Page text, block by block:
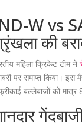
W vs
की
महिला क्रिकेट टीम ने
पर समाप्त किया।
बल्लेबाजों को मात्र